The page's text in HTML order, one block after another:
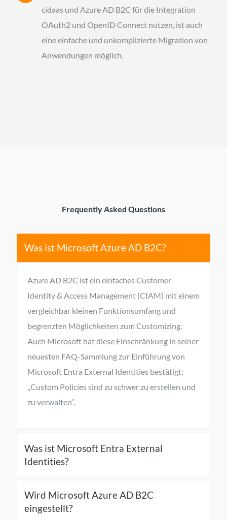
cidaas und Azure AD B2C für die Integration
OAuth2 und OpenID Connect nutzen, ist auch
eine einfache und unkomplizierte Migration von
Anwendungen möglich.
Frequently Asked Questions
Was ist Microsoft Azure AD B2C?
Azure AD B2C ist ein einfaches Customer
Identity & Access Management (CIAM) mit einem
vergleichbar kleinen Funktionsumfang und
begrenzten Möglichkeiten zum Customizing.
Auch Microsoft hat diese Einschränkung in seiner
neuesten FAQ-Sammlung zur Einführung von
Microsoft Entra External Identities bestätigt:
„Custom Policies sind zu schwer zu erstellen und
zu verwalten“.
Was ist Microsoft Entra External
Identities?
Wird Microsoft Azure AD B2C
eingestellt?